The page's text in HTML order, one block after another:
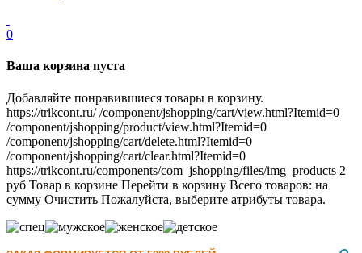
0
Ваша корзина пуста
Добавляйте понравившиеся товары в корзину.
https://trikcont.ru/ /component/jshopping/cart/view.html?Itemid=0
/component/jshopping/product/view.html?Itemid=0
/component/jshopping/cart/delete.html?Itemid=0
/component/jshopping/cart/clear.html?Itemid=0
https://trikcont.ru/components/com_jshopping/files/img_products 2
руб Товар в корзине Перейти в корзину Всего товаров: на
сумму Очистить Пожалуйста, выберите атрибуты товара.